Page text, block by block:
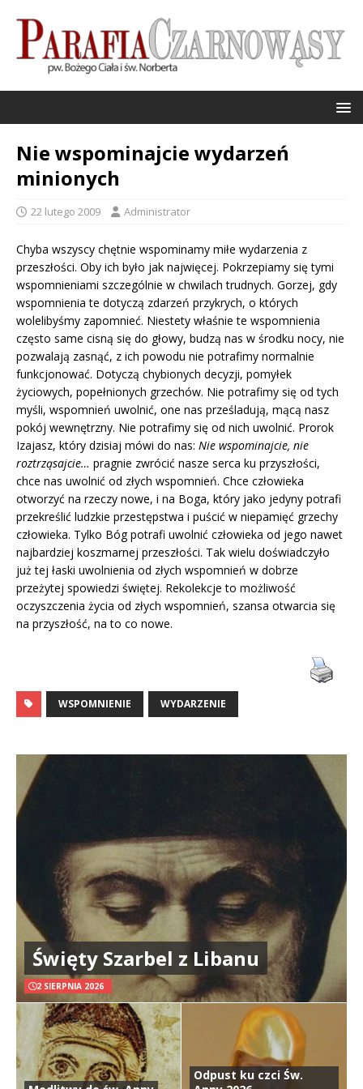
Nie wspominajcie wydarzeń
minionych
22 lutego 2009 Administrator
Chyba wszyscy chętnie wspominamy miłe wydarzenia z
przeszłości. Oby ich było jak najwięcej. Pokrzepiamy się tymi
wspomnieniami szczególnie w chwilach trudnych. Gorzej, gdy
wspomnienia te dotyczą zdarzeń przykrych, o których
wolelibyśmy zapomnieć. Niestety właśnie te wspomnienia
często same cisną się do głowy, budzą nas w środku nocy, nie
pozwalają zasnąć, z ich powodu nie potrafimy normalnie
funkcjonować. Dotyczą chybionych decyzji, pomyłek
życiowych, popełnionych grzechów. Nie potrafimy się od tych
myśli, wspomnień uwolnić, one nas prześladują, mącą nasz
pokój wewnętrzny. Nie potrafimy się od nich uwolnić. Prorok
Izajasz, który dzisiaj mówi do nas: Nie wspominajcie, nie
roztrząsajcie… pragnie zwrócić nasze serca ku przyszłości,
chce nas uwolnić od złych wspomnień. Chce człowieka
otworzyć na rzeczy nowe, i na Boga, który jako jedyny potrafi
przekreślić ludzkie przestępstwa i puścić w niepamięć grzechy
człowieka. Tylko Bóg potrafi uwolnić człowieka od jego nawet
najbardziej koszmarnej przeszłości. Tak wielu doświadczyło
już tej łaski uwolnienia od złych wspomnień w dobrze
przeżytej spowiedzi świętej. Rekolekcje to możliwość
oczyszczenia życia od złych wspomnień, szansa otwarcia się
na przyszłość, na to co nowe.
WSPOMNIENIE WYDARZENIE
Święty Szarbel z Libanu
2 SIERPNIA 2026
Odpust ku czci Św.